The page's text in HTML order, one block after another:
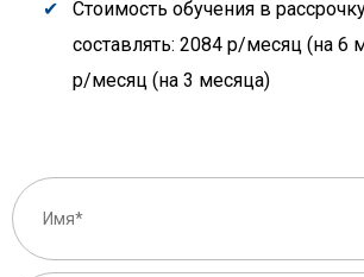
Стоимость обучения в
составлять: 2084 р/месяц (на 6
р/месяц (на 3 месяца)